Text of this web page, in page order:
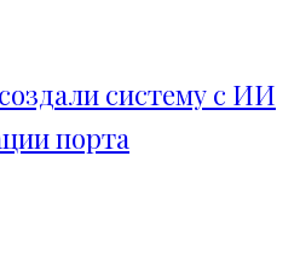
систему с ИИ
порта